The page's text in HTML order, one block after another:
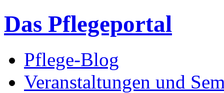
Das Pflegeportal
Pflege-Blog
Veranstaltungen und